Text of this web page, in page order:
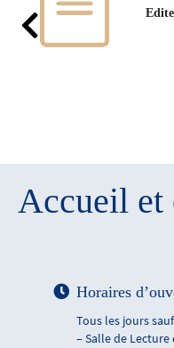
Accueil et
Horaires
Tous les jours
– Salle de Lecture